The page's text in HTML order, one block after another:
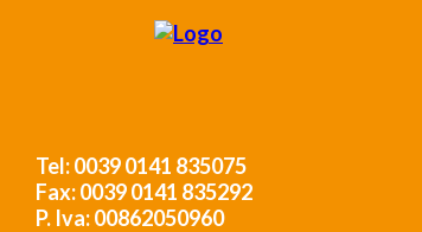
Tel: 0039 0141 835075
Fax: 0039 0141 835292
P. Iva: 00862050960